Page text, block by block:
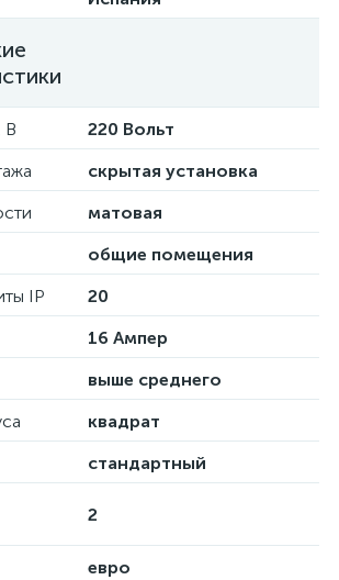
В
220 Вольт
скрытая установка
матовая
общие помещения
IP
20
16 Ампер
выше среднего
квадрат
стандартный
2
евро